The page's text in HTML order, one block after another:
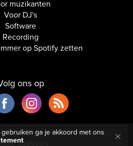
ga je akkoord met ons
muzikanten
Voor DJ's
Software
Recording
op Spotify zetten
ons op
Alle rechten voorbehouden.
disclosure